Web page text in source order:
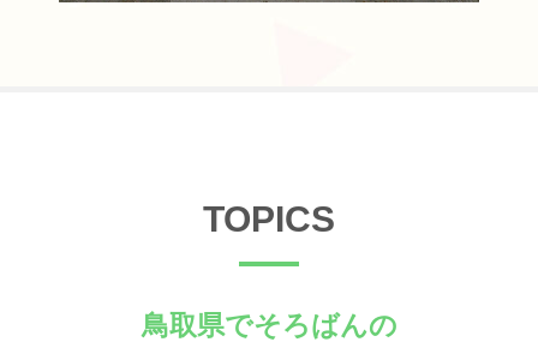
TOPICS
鳥取県でそろばんの